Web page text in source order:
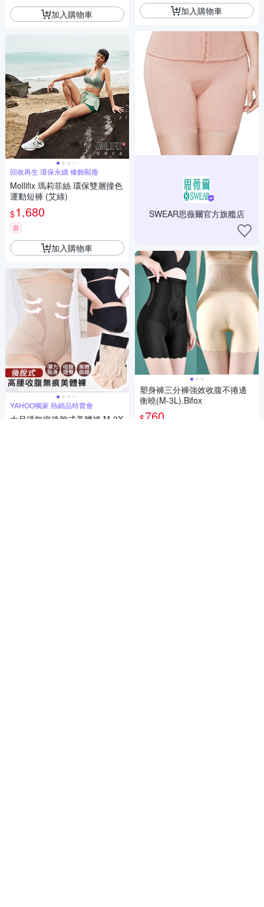
加入購物車
回收再生 環保永續 修飾顯瘦
Mollifix 瑪莉菲絲 環保雙層撞色
運動短褲 (艾綠)
$1,680
券
加入購物車
YAHOO獨家 熱銷品特賣會
大尺碼無痕後脫式美體褲 M-3X
加入購物車
SWEAR思薇爾官方旗艦店
塑身褲三分褲強效收腹不捲邊
衡曉(M-3L).Bifox
$760